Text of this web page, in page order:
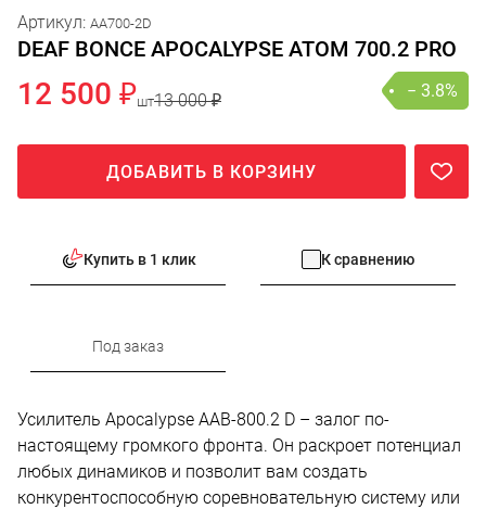
Артикул: AA700-2D
DEAF BONCE APOCALYPSE ATOM 700.2 PRO
12 500 ₽шт13 000 ₽ − 3.8%
ДОБАВИТЬ В КОРЗИНУ
Купить в 1 клик К сравнению
Под заказ
Усилитель Apocalypse AAB-800.2 D – залог по-
настоящему громкого фронта. Он раскроет потенциал
любых динамиков и позволит вам создать
конкурентоспособную соревновательную систему или